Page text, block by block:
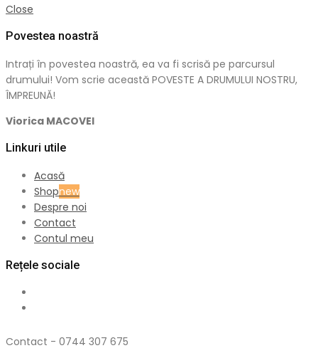
Close
Povestea noastră
Intrați în povestea noastră, ea va fi scrisă pe parcursul
drumului! Vom scrie această POVESTE A DRUMULUI NOSTRU,
ÎMPREUNĂ!
Viorica MACOVEI
Linkuri utile
Acasă
Shopnew
Despre noi
Contact
Contul meu
Rețele sociale
Contact - 0744 307 675